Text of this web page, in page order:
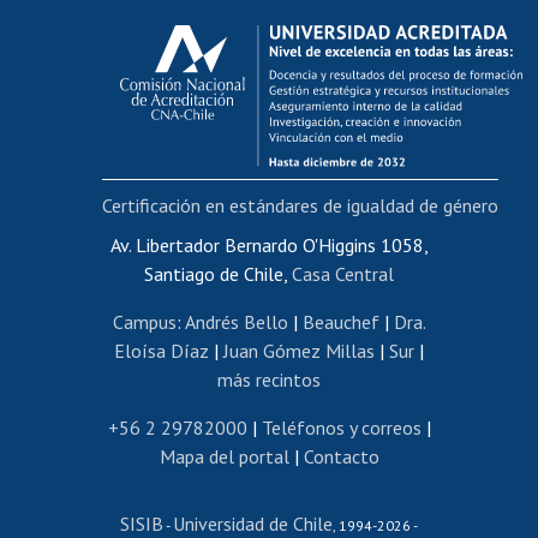
Calificación académica
Postulación al AUCAI
Funcionarias/os
Cursos internos de capacitación
Bienestar del personal
Portal de movilidad interna
Certificado de renta
Certificado de renta honorarios
Editar páginas blancas
Extranjeras/os
Revalidación y reconocimiento de títulos
Postulación al Programa de Movilidad Estudiantil
Cursos de español
Av. Libertador Bernardo O'Higgins 1058,
Santiago de Chile, Casa Central
Campus: Andrés Bello | Beauchef| Dra.
Eloísa Díaz |Juan Gómez Millas | Sur |
más recintos
+56 2 29782000 | Teléfonos y correos |
Mapa del portal| Contacto
SISIB - Universidad de Chile, 1994-2026 -
Certificación en estándares de igualdad de género